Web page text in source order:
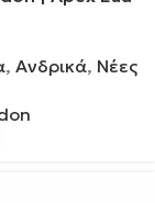
, Ανδρικά, Νέες